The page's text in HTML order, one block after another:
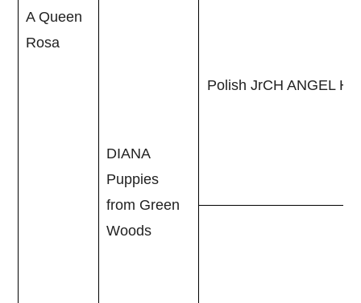
A Queen
Rosa
DIANA
Puppies
from Green
Woods
Polish JrCH ANGEL